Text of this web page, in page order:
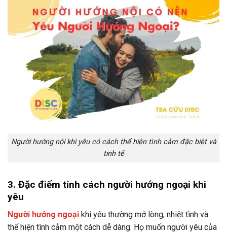
Người hướng nội khi yêu có cách thể hiện tình cảm đặc biệt và
tinh tế
3. Đặc điểm tính cách người hướng ngoại khi
yêu
Người hướng ngoại khi yêu thường mở lòng, nhiệt tình và
thể hiện tình cảm một cách dễ dàng. Họ muốn người yêu của